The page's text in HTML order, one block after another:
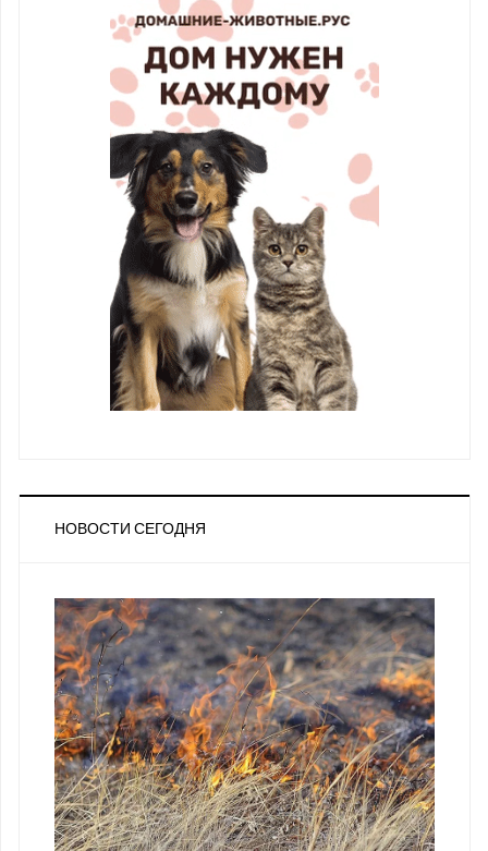
НОВОСТИ СЕГОДНЯ